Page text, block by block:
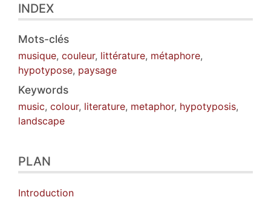
INDEX
Mots-clés
musique, couleur, littérature, métaphore,
hypotypose, paysage
Keywords
music, colour, literature, metaphor, hypotyposis,
landscape
PLAN
Introduction